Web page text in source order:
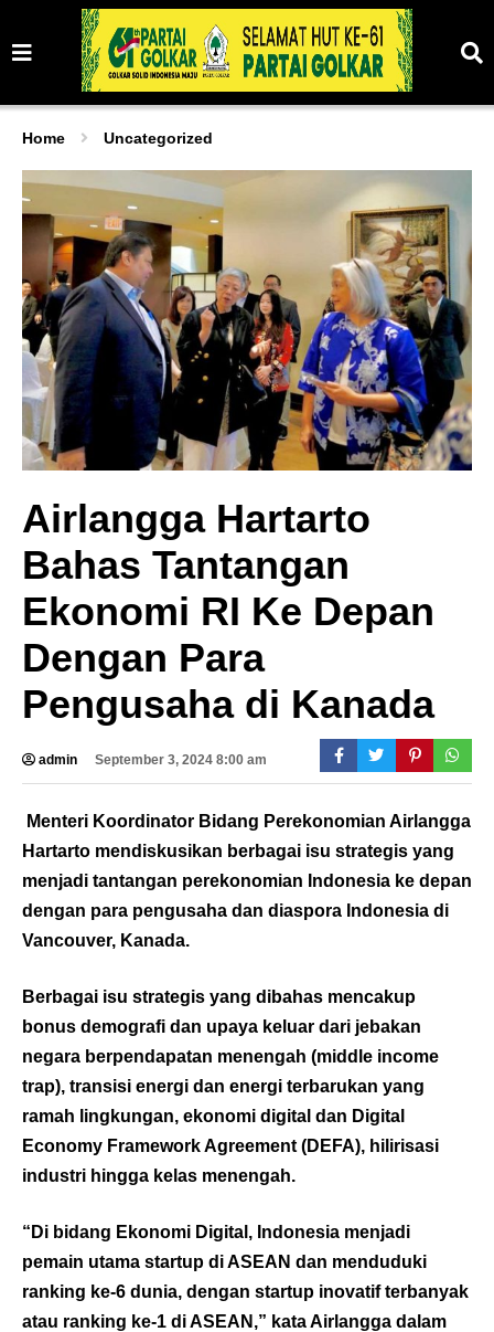
Home Uncategorized
Airlangga Hartarto
Bahas Tantangan
Ekonomi RI Ke Depan
Dengan Para
Pengusaha di Kanada
admin September 3, 2024 8:00 am
Menteri Koordinator Bidang Perekonomian Airlangga
Hartarto mendiskusikan berbagai isu strategis yang
menjadi tantangan perekonomian Indonesia ke depan
dengan para pengusaha dan diaspora Indonesia di
Vancouver, Kanada.
Berbagai isu strategis yang dibahas mencakup
bonus demografi dan upaya keluar dari jebakan
negara berpendapatan menengah (middle income
trap), transisi energi dan energi terbarukan yang
ramah lingkungan, ekonomi digital dan Digital
Economy Framework Agreement (DEFA), hilirisasi
industri hingga kelas menengah.
“Di bidang Ekonomi Digital, Indonesia menjadi
pemain utama startup di ASEAN dan menduduki
ranking ke-6 dunia, dengan startup inovatif terbanyak
atau ranking ke-1 di ASEAN,” kata Airlangga dalam